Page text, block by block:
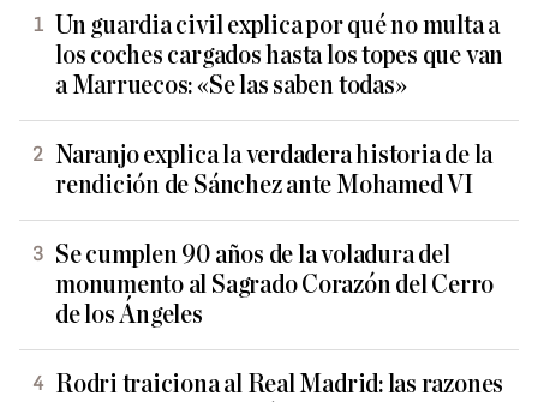
Un guardia civil explica por qué no multa a
los coches cargados hasta los topes que van
a Marruecos: «Se las saben todas»
Naranjo explica la verdadera historia de la
rendición de Sánchez ante Mohamed VI
Se cumplen 90 años de la voladura del
monumento al Sagrado Corazón del Cerro
de los Ángeles
Rodri traiciona al Real Madrid: las razones